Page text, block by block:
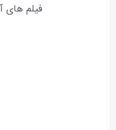
فیلم